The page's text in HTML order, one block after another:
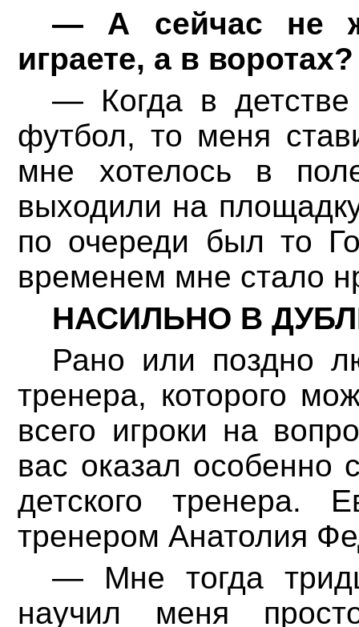
— А сейчас не
играете, а в воротах?
— Когда в
футбол, то меня
мне хотелось в
выходили на
по очереди был то
временем мне стало
НАСИЛЬНО В
Рано или поздно
тренера, которого
всего игроки на
вас оказал особенно
детского тренера.
тренером Анатолия
— Мне тогда
научил меня